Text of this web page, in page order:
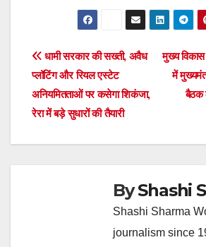
Post
navigation
मुख्य विकास
में
बैठक
धामी सरकार की सख्ती, अवैध
प्लॉटिंग और रियल एस्टेट
अनियमितताओं पर कसेगा शिकंजा,
रेरा में बड़े सुधारों की तैयारी
ByShashi
Shashi Sharma
journalism since